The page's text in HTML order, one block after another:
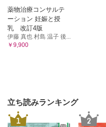
薬物治療コンサルテ
ーション 妊娠と授
乳 改訂4版
伊藤 真也 村島 温子 後...
￥9,900
立ち読みランキング
1 2